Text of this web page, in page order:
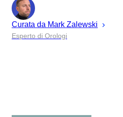
Curata da Mark Zalewski
Esperto di Orologi